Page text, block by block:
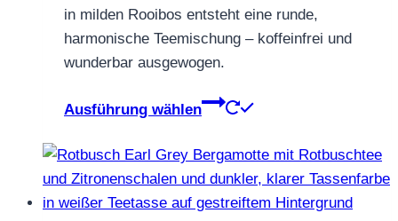
in milden Rooibos entsteht eine runde,
harmonische Teemischung – koffeinfrei und
wunderbar ausgewogen.
Ausführung wählen
Dieses
weist
mehrere
Varianten